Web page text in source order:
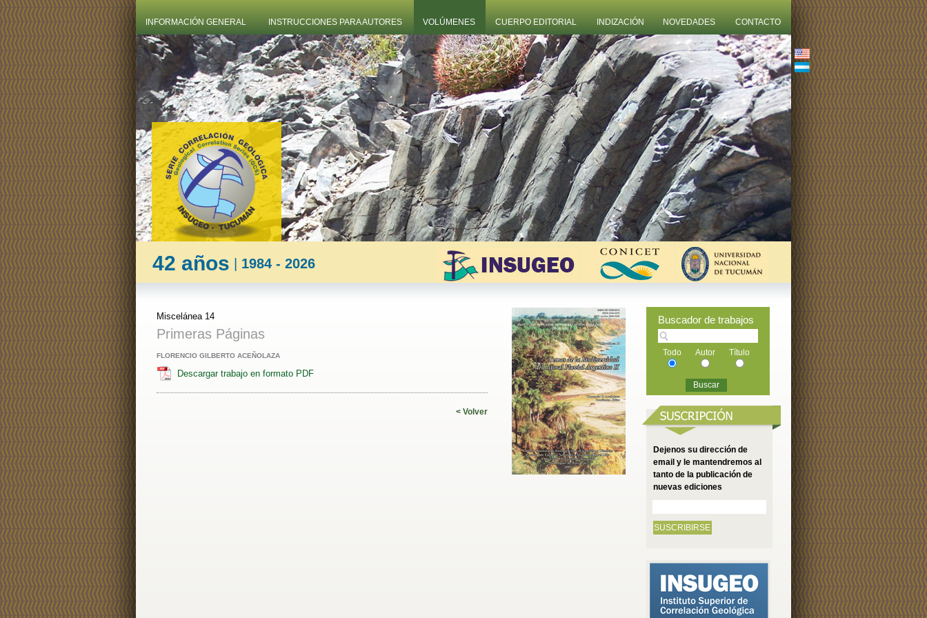
INFORMACIÓN GENERAL INSTRUCCIONES PARA AUTORES VOLÚMENES CUERPO EDITORIAL INDIZACIÓN NOVEDADES CONTACTO
42 años | 1984 - 2026
Miscelánea 14
Primeras Páginas
FLORENCIO GILBERTO ACEÑOLAZA
Descargar trabajo en formato PDF
< Volver
Buscador de trabajos
Todo Autor Título
Dejenos su dirección de
email y le mantendremos al
tanto de la publicación de
nuevas ediciones